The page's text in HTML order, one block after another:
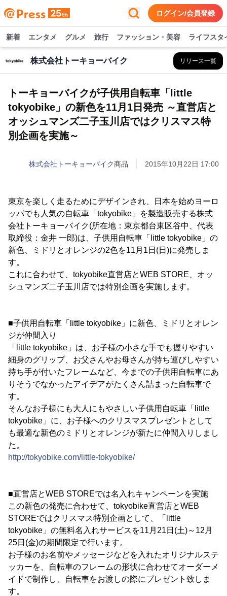
ログイン/会員登録
新着 エンタメ グルメ 旅行 ファッション・美容 ライフスタ
株式会社トーキョーバイク リリース一覧
トーキョーバイクが子供用自転車「little
tokyobike」の新色を11月1日発売 ～直営店と
オッシュマンズ二子玉川店ではクリスマス特
別企画を実施～
株式会社トーキョーバイク商品 2015年10月22日 17:00
東京を楽しく走るためにデザインされ、日本を始めヨーロ
ッパでも人気の自転車「tokyobike」を製造販売する株式
会社トーキョーバイク(所在地：東京都台東区谷中、代表
取締役：金井 一郎)は、子供用自転車「little tokyobike」の
新色、ミドリとオレンジの2色を11月1日(日)に発売しま
す。
これに合わせて、tokyobike直営店とWEB STORE、オッ
シュマンズ二子玉川店では特別企画を実施します。
■子供用自転車「little tokyobike」に新色、ミドリとオレン
ジが仲間入り
「little tokyobike」は、お子様の小さな手でも握りやすい
細身のグリップ、お父さんやお母さんが持ち運びしやすい
持ち手が付いたフレームなど、今までの子供用自転車にあ
りそうでなかったアイデアがたくさん詰まった自転車で
す。
そんなお子様にも大人にもやさしい子供用自転車「little
tokyobike」に、お子様へのクリスマスプレゼントとして
も最適な新色のミドリとオレンジが新たに仲間入りしまし
た。
http://tokyobike.com/little-tokyobike/
■直営店とWEB STOREでは名入れキャンペーンを実施
この新色の発売に合わせて、tokyobike直営店とWEB
STOREではクリスマス特別企画として、「little
tokyobike」の無料名入れサービスを11月21日(土)～12月
25日(金)の期間限定で行います。
お子様のお名前やメッセージなどを入れたオリジナルステ
ッカーを、自転車のフレームの形状に合わせてオーダーメ
イドで制作し、自転車をお渡しの際にプレゼント致しま
す。